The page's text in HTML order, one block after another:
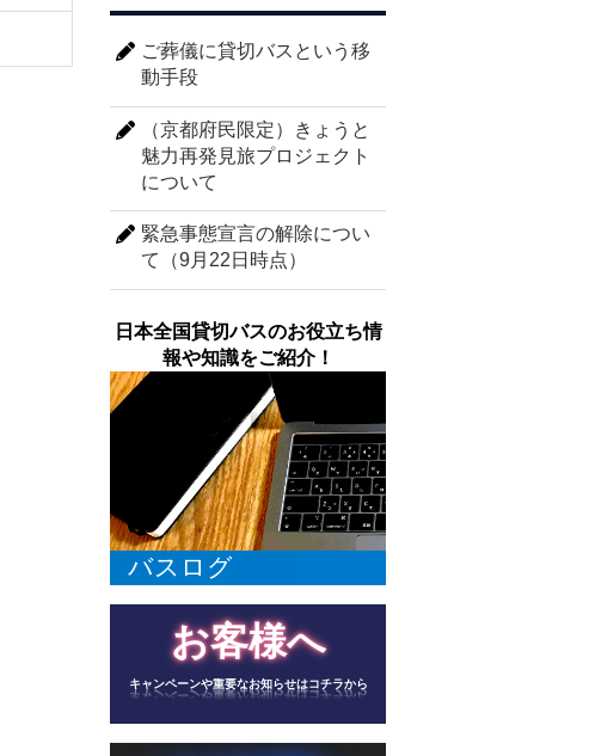
ご葬儀に貸切バスという移
動手段
（京都府民限定）きょうと
魅力再発見旅プロジェクト
について
緊急事態宣言の解除につい
て（9月22日時点）
日本全国貸切バスのお役立ち情
報や知識をご紹介！
バスログ
お客様へ
キャンペーンや重要なお知らせはコチラから